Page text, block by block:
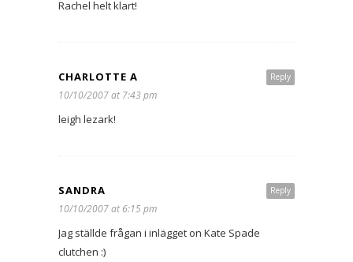
Rachel helt klart!
Reply
CHARLOTTE A
10/10/2007 at 7:43 pm
leigh lezark!
Reply
SANDRA
10/10/2007 at 6:15 pm
Jag ställde frågan i inlägget on Kate Spade
clutchen :)